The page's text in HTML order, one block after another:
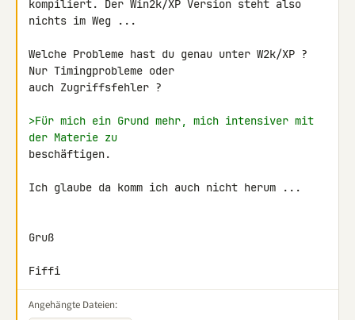
kompiliert. Der Win2k/XP Version steht also
nichts im Weg ...
Welche Probleme hast du genau unter W2k/XP ?
Nur Timingprobleme oder
auch Zugriffsfehler ?
>Für mich ein Grund mehr, mich intensiver mit
der Materie zu
beschäftigen.
Ich glaube da komm ich auch nicht herum ...
Gruß
Fiffi
Angehängte Dateien: